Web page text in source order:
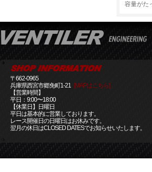
容量がた
〒662-0965
兵庫県西宮市郷免町1-21 [MAPはこちら]
【営業時間】
平日：9:00〜18:00
【休業日】日曜日
平日は基本的に営業しております。
レース開催日の日曜日はお休みです。
翌月の休日はCLOSED DATESでお知らせいたします。